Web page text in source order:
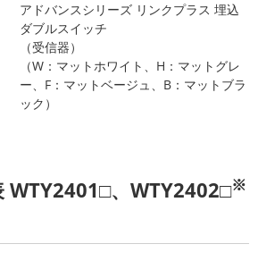
アドバンスシリーズ リンクプラス 埋込
ダブルスイッチ
（受信器）
（W：マットホワイト、H：マットグレ
ー、F：マットベージュ、B：マットブラ
ック）
WTY2401□、WTY2402□※